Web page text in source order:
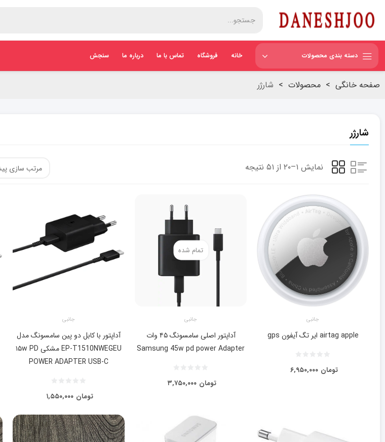
دسته بندی محصولات خانه فروشگاه تماس با ما درباره ما سنجش
صفحه خانگی > محصولات > شارژر
شارژر
نمایش ۱–۲۰ از ۵۱ نتیجه
جانبی
airtag apple ایر تگ آیفون gps
۶,۹۵۰,۰۰۰ تومان
تمام شده
جانبی
آداپتور اصلی سامسونگ ۴۵ وات
Samsung 45w pd power Adapter
۳,۷۵۰,۰۰۰ تومان
جانبی
آداپتور با کابل دو پین سامسونگ مدل
EP-T1510NWEGEU مشکی ۱۵w PD
POWER ADAPTER USB-C
۱,۵۵۰,۰۰۰ تومان